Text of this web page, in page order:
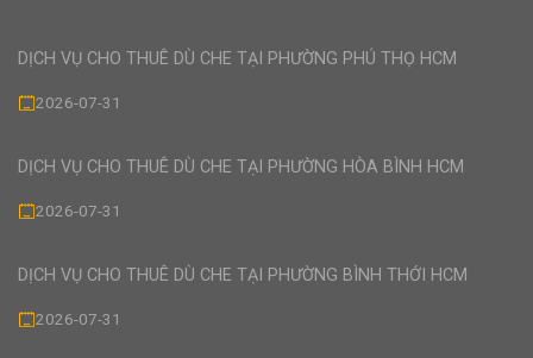
DỊCH VỤ CHO THUÊ DÙ CHE TẠI PHƯỜNG PHÚ THỌ HCM
2026-07-31
DỊCH VỤ CHO THUÊ DÙ CHE TẠI PHƯỜNG HÒA BÌNH HCM
2026-07-31
DỊCH VỤ CHO THUÊ DÙ CHE TẠI PHƯỜNG BÌNH THỚI HCM
2026-07-31